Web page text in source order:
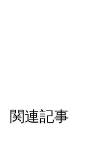
関連記事